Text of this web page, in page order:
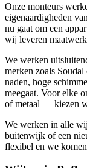
Onze monteurs
eigenaardigheden
nu gaat om een
wij leveren
We werken
merken zoals
naden, hoge
meegaat. Voor elke
of metaal — kiezen
We werken in alle
buitenwijk of een
flexibel en we